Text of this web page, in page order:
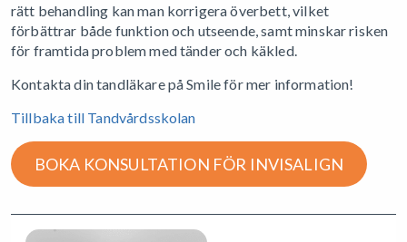
rätt behandling kan man korrigera överbett, vilket
förbättrar både funktion och utseende, samt minskar risken
för framtida problem med tänder och käkled.
Kontakta din tandläkare på Smile för mer information!
Tillbaka till Tandvårdsskolan
BOKA KONSULTATION FÖR INVISALIGN